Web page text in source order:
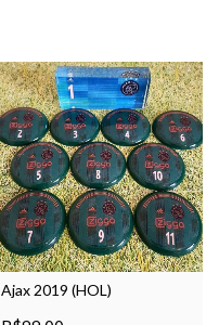
Ajax 2019 (HOL)